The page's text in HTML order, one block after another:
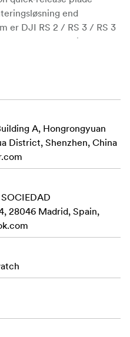
end
er DJI RS 2 / RS 3 / RS 3
og Manfrotto quick
venstre- og
et 1/4"-20 gevindhul til
tilbehør samt en
med at installere og
A, Hongrongyuan
District, Shenzhen, China
28046 Madrid, Spain,